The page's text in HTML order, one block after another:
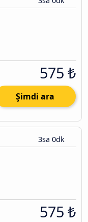
575 ₺
Şimdi ara
3sa 0dk
575 ₺